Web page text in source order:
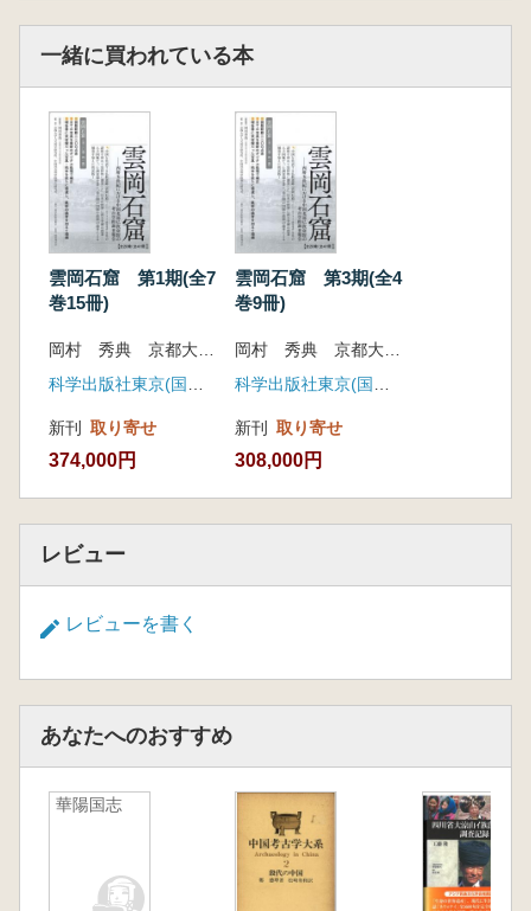
一緒に買われている本
雲岡石窟 第1期(全7
巻15冊)
岡村 秀典 京都大学人文科学研究所 中国社会科学院考古研究所 監修
科学出版社東京(国書刊行会)
新刊 取り寄せ
374,000円
雲岡石窟 第3期(全4
巻9冊)
岡村 秀典 京都大学人文科学研究所 中国社会科学院考古研究所 監修
科学出版社東京(国書刊行会)
新刊 取り寄せ
308,000円
レビュー
レビューを書く
あなたへのおすすめ
華陽国志